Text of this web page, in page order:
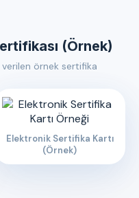
(Örnek)
örnek sertifika
Elektronik Sertifika Kartı
(Örnek)